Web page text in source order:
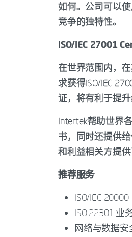
如何。公司可以
竞争的独特性。
ISO/IEC 27001
在世界范围内，
求获得ISO/IEC
证，将有利于提
Intertek帮助世界
书，同时还提供
和利益相关方提供
推荐服务
ISO/IEC
ISO 22301 业
网络与数据安